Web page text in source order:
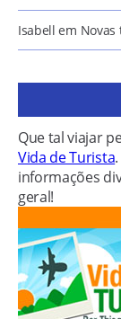
Isabell em
Que tal viajar
Vida de Turista
informações
geral!